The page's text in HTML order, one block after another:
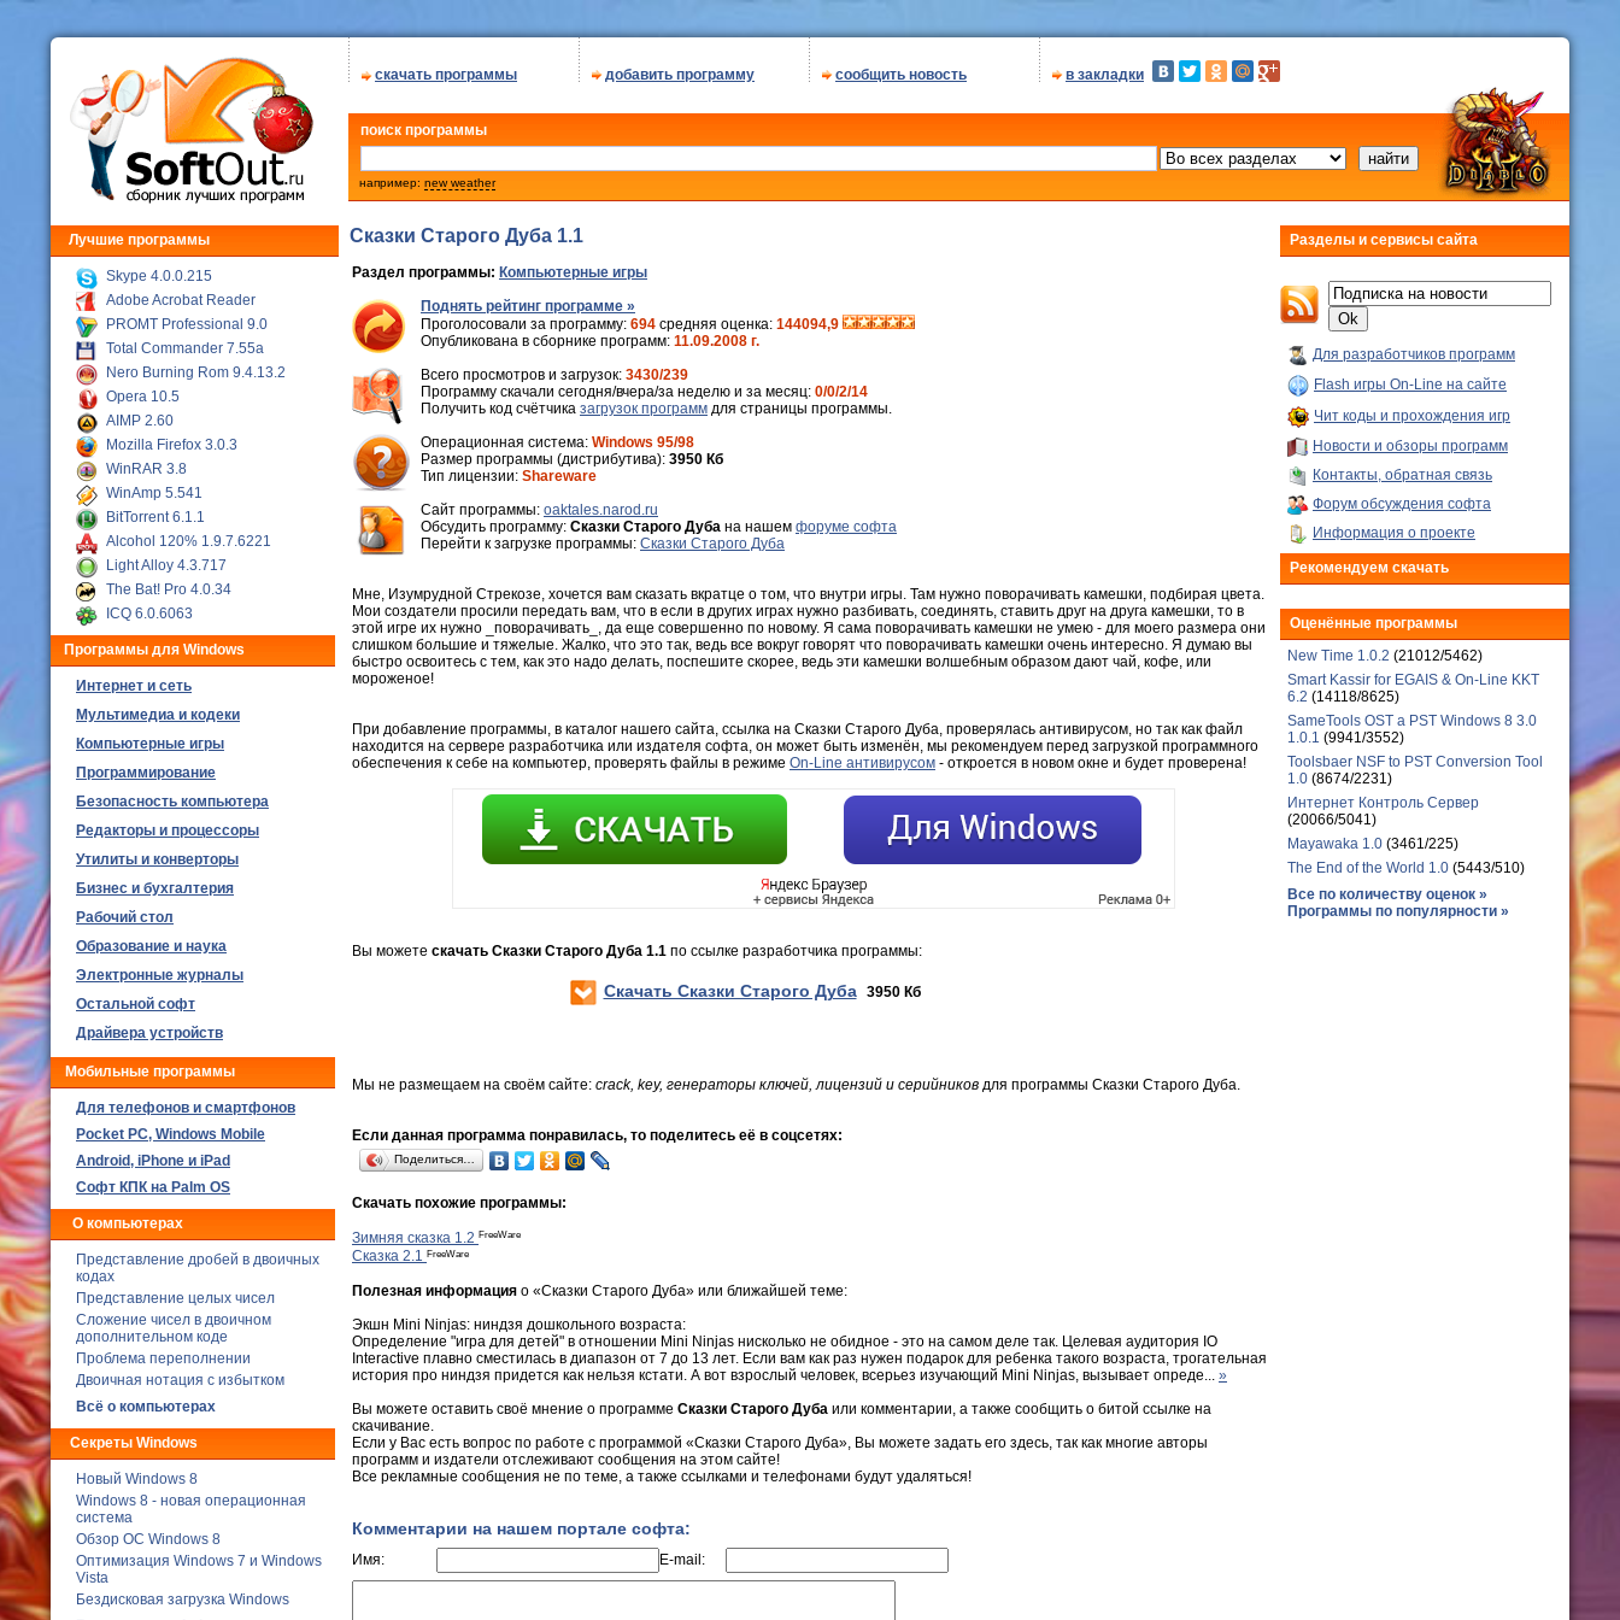
скачать программы добавить программу сообщить новость в закладки
поиск программы
например: new weather
Лучшие программы
Skype 4.0.0.215
Adobe Acrobat Reader
PROMT Professional 9.0
Total Commander 7.55a
Nero Burning Rom 9.4.13.2
Opera 10.5
AIMP 2.60
Mozilla Firefox 3.0.3
WinRAR 3.8
WinAmp 5.541
BitTorrent 6.1.1
Alcohol 120% 1.9.7.6221
Light Alloy 4.3.717
The Bat! Pro 4.0.34
ICQ 6.0.6063
Программы для Windows
Интернет и сеть
Мультимедиа и кодеки
Компьютерные игры
Программирование
Безопасность компьютера
Редакторы и процессоры
Утилиты и конверторы
Бизнес и бухгалтерия
Рабочий стол
Образование и наука
Электронные журналы
Остальной софт
Драйвера устройств
Мобильные программы
Для телефонов и смартфонов
Poсket PC, Windows Mobile
Android, iPhone и iPad
Софт КПК на Palm OS
О компьютерах
Представление дробей в двоичных
кодах
Представление целых чисел
Сложение чисел в двоичном
дополнительном коде
Проблема переполнении
Двоичная нотация с избытком
Всё о компьютерах
Секреты Windows
Новый Windows 8
Windows 8 - новая операционная
система
Обзор ОС Windows 8
Оптимизация Windows 7 и Windows
Vista
Бездисковая загрузка Windows
Сказки Старого Дуба 1.1
Раздел программы: Компьютерные игры
Поднять рейтинг программе »
Проголосовали за программу: 694 средняя оценка: 144094,9
Опубликована в сборнике программ: 11.09.2008 г.
Всего просмотров и загрузок: 3430/239
Программу скачали сегодня/вчера/за неделю и за месяц: 0/0/2/14
Получить код счётчика загрузок программ для страницы программы.
Операционная система: Windows 95/98
Размер программы (дистрибутива): 3950 Кб
Тип лицензии: Shareware
Cайт программы: oaktales.narod.ru
Обсудить программу: Сказки Старого Дуба на нашем форуме софта
Перейти к загрузке программы: Сказки Старого Дуба
Мне, Изумрудной Стрекозе, хочется вам сказать вкратце о том, что внутри игры. Там нужно поворачивать камешки, подбирая цвета.
Мои создатели просили передать вам, что в если в других играх нужно разбивать, соединять, ставить друг на друга камешки, то в
этой игре их нужно _поворачивать_, да еще совершенно по новому. Я сама поворачивать камешки не умею - для моего размера они
слишком большие и тяжелые. Жалко, что это так, ведь все вокруг говорят что поворачивать камешки очень интересно. Я думаю вы
быстро освоитесь с тем, как это надо делать, поспешите скорее, ведь эти камешки волшебным образом дают чай, кофе, или
мороженое!
При добавление программы, в каталог нашего сайта, ссылка на Сказки Старого Дуба, проверялась антивирусом, но так как файл
находится на сервере разработчика или издателя софта, он может быть изменён, мы рекомендуем перед загрузкой программного
обеспечения к себе на компьютер, проверять файлы в режиме On-Line антивирусом - откроется в новом окне и будет проверена!
Вы можете скачать Сказки Старого Дуба 1.1 по ссылке разработчика программы:
Скачать Сказки Старого Дуба 3950 Кб
Мы не размещаем на своём сайте: crack, key, генераторы ключей, лицензий и серийников для программы Сказки Старого Дуба.
Если данная программа понравилась, то поделитесь её в соцсетях:
Поделиться…
Скачать похожие программы:
Зимняя сказка 1.2 FreeWare
Сказка 2.1 FreeWare
Полезная информация о «Сказки Старого Дуба» или ближайшей теме:
Экшн Mini Ninjas: ниндзя дошкольного возраста:
Определение "игра для детей" в отношении Mini Ninjas нисколько не обидное - это на самом деле так. Целевая аудитория IO
Interactive плавно сместилась в диапазон от 7 до 13 лет. Если вам как раз нужен подарок для ребенка такого возраста, трогательная
история про ниндзя придется как нельзя кстати. А вот взрослый человек, всерьез изучающий Mini Ninjas, вызывает опреде... »
Вы можете оставить своё мнение о программе Сказки Старого Дуба или комментарии, а также сообщить о битой ссылке на
скачивание.
Если у Вас есть вопрос по работе с программой «Сказки Старого Дуба», Вы можете задать его здесь, так как многие авторы
программ и издатели отслеживают сообщения на этом сайте!
Все рекламные сообщения не по теме, а также ссылками и телефонами будут удаляться!
Комментарии на нашем портале софта:
Имя: E-mail:
Разделы и сервисы сайта
Для разработчиков программ
Flash игры On-Line на сайте
Чит коды и прохождения игр
Новости и обзоры программ
Контакты, обратная связь
Форум обсуждения софта
Информация о проекте
Рекомендуем скачать
Оценённые программы
New Time 1.0.2 (21012/5462)
Smart Kassir for EGAIS & On-Line KKT
6.2 (14118/8625)
SameTools OST a PST Windows 8 3.0
1.0.1 (9941/3552)
Toolsbaer NSF to PST Conversion Tool
1.0 (8674/2231)
Интернет Контроль Сервер
(20066/5041)
Mayawaka 1.0 (3461/225)
The End of the World 1.0 (5443/510)
Все по количеству оценок »
Программы по популярности »